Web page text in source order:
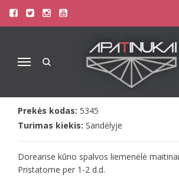
Navigacija
Pagrindinis
Liemenėlės
Doreanse kūno spalvos liemenėlė maitinančiai
DOREANSE KŪNO
LIEMENĖLĖ
Prekės kodas: 5345
Turimas kiekis: Sandėlyje
Doreanse kūno spalvos liemenėlė
Pristatome per 1-2 d.d.